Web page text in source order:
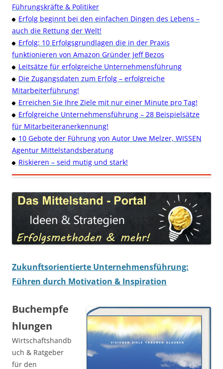
Führungskräfte & Politiker
Erfolg beginnt bei den einfachen Dingen des Lebens –
auch die Rettung der Welt!
Erfolg: 10 Erfolgsgrundlagen die in der Praxis
funktionieren von Amazon Gründer Jeff Bezos
Leitsätze für erfolgreiche Unternehmensführung
Die Zugangsdaten zum Erfolg – erfolgreiche
Mitarbeiterführung!
Erreichen Sie Ihre Ziele mit nur einer Minute pro Tag!
Erfolgreiche Unternehmensführung – 28 Beispielsätze
für Mitarbeiteranerkennung!
10 Gebote der Führung von Autor Uwe Melzer, WISSEN
Agentur Mittelstandsberatung
Riskieren – seid mutig und stark!
Zukunftsorientierte Unternehmensführung:
Führen durch Motivation & Inspiration
Buchempfe
hlungen
Wirtschaftshandb
uch & Ratgeber
für den